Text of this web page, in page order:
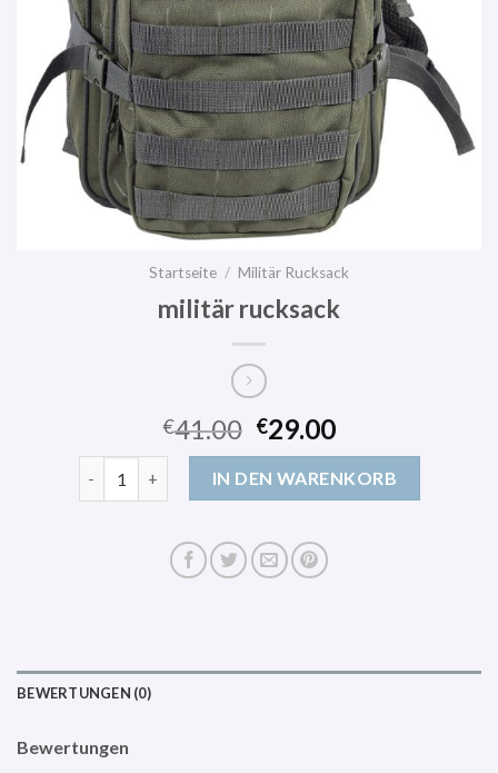
Startseite / Militär Rucksack
militär rucksack
€41.00 €29.00
IN DEN WARENKORB
BEWERTUNGEN (0)
Bewertungen